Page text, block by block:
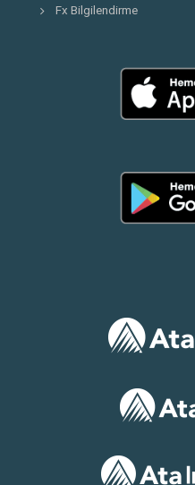
Fx Bilgilendirme